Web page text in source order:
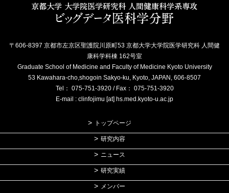
〒606-8397 京都市左京区聖護院川原町53 京都大学大学院医学研究科 人間健
康科学科棟 162号室
Graduate School of Medicine and Faculty of Medicine Kyoto University
53 Kawahara-cho,shogoin Sakyo-ku, Kyoto, JAPAN, 606-8507
Tel： 075-751-3920 / Fax： 075-751-3920
E-mail : clinfojimu [at] hs.med.kyoto-u.ac.jp
トップページ
研究内容
ニュース
研究実績
メンバー